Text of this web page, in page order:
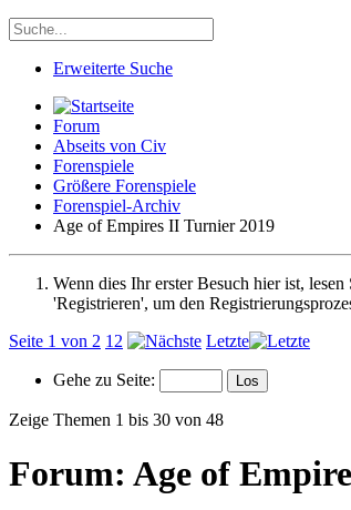
Erweiterte Suche
Forum
Abseits von Civ
Forenspiele
Größere Forenspiele
Forenspiel-Archiv
Age of Empires II Turnier 2019
Wenn dies Ihr erster Besuch hier ist, lesen
'Registrieren', um den
Seite 1 von 2 1 2 Letzte
Gehe zu Seite:
Zeige Themen 1 bis 30 von 48
Forum: Age of